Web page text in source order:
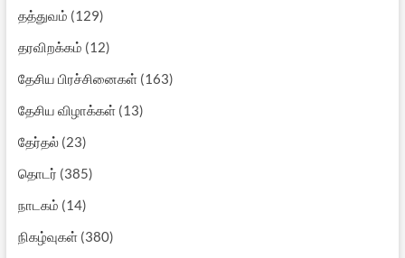
தத்துவம் (129)
தரவிறக்கம் (12)
தேசிய பிரச்சினைகள்(163)
தேசிய விழாக்கள்(13)
தேர்தல்(23)
தொடர் (385)
நாடகம் (14)
நிகழ்வுகள்(380)